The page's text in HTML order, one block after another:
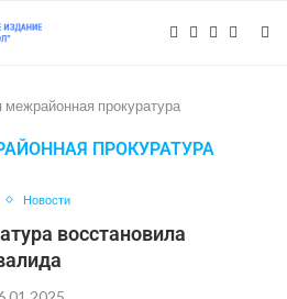
межрайонная прокуратура
ПРОКУРАТУРА
Новости
восстановила